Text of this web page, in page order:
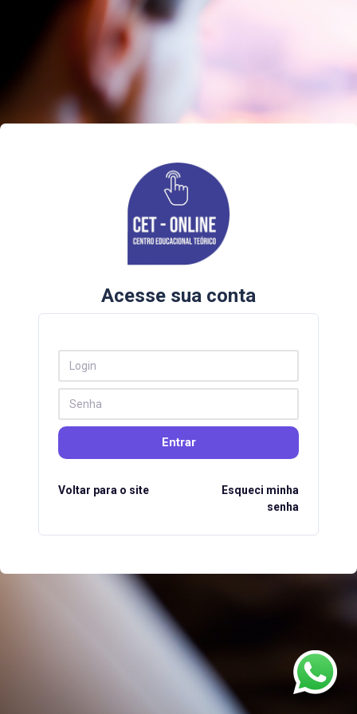
Acesse sua conta
Entrar
Voltar para o site
Esqueci minha
senha